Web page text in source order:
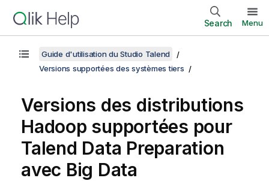
Search Menu
Guide d'utilisation du Studio Talend
Versions supportées des systèmes tiers
Versions des distributions
Hadoop supportées pour
Talend Data Preparation
avec Big Data